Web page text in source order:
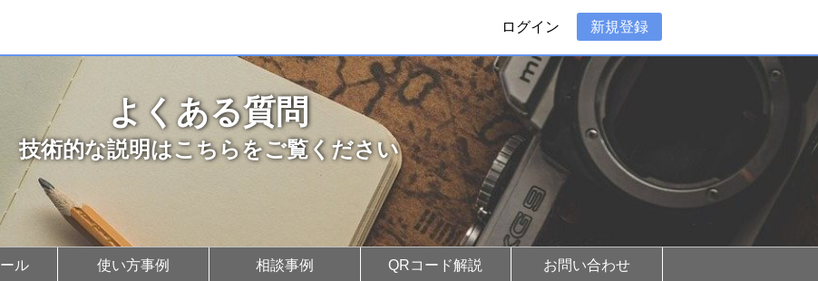
ログイン 新規登録
よくある質問
技術的な説明はこちらをご覧ください
ル 使い方事例 相談事例 QRコード解説 お問い合わせ